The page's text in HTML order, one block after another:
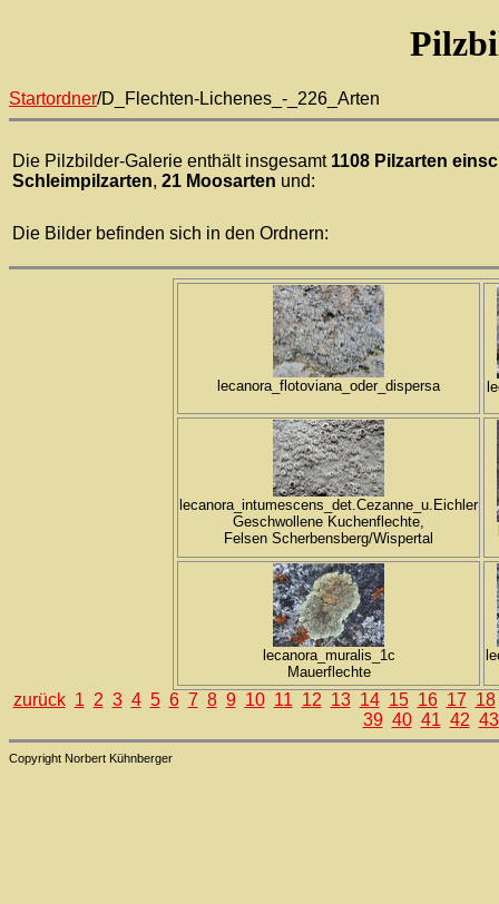
Startordner/D_Flechten-Lichenes_-_226_Arten
Die Pilzbilder-Galerie enthält insgesamt 1108 Pilzarten
Schleimpilzarten, 21 Moosarten und:
Die Bilder befinden sich in den Ordnern:
lecanora_flotoviana_oder_dispersa
lecanora_intumescens_det.Cezanne_u.Eichler
Geschwollene Kuchenflechte,
Felsen Scherbensberg/Wispertal
lecanora_muralis_1c
Mauerflechte
zurück 1 2 3 4 5 6 7 8 9 10 11 12 13 14 15 16 17 18
39 40 41 42 43
Copyright Norbert Kühnberger